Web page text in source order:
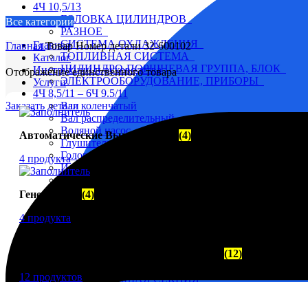
4Ч 10,5/13
ГОЛОВКА ЦИЛИНДРОВ
РАЗНОЕ
СИСТЕМА ОХЛАЖДЕНИЯ
ТОПЛИВНАЯ СИСТЕМА
ЦИЛИНДРО-ПОРШНЕВАЯ ГРУППА, БЛОК
ЭЛЕКТРООБОРУДОВАНИЕ, ПРИБОРЫ
4Ч 8,5/11 – 6Ч 9.5/11
Вал коленчатый
Вал распределительный
Водяной насос
Глушитель
Головка цилиндра
Инструмент и приспособление
Коллектор выхлопной
Масляный насос
Топливная аппаратура
НАГНЕТАЮЩАЯ СЕКЦИЯ
Все категории
Главная
Каталог
Инструкции и руководства
Услуги
Заказать детали
ГлавнаяТовар Номер детали32-600102
Отображение единственного товара
Автоматические Выключатели (4)
4 продукта
Генераторы (4)
4 продукта
(12)
12 продуктов